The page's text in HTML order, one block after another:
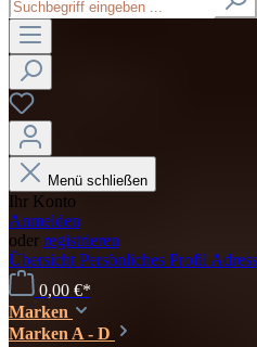
Menü schließen
Ihr Konto
Anmelden
oder registrieren
Übersicht Persönliches Profil
0,00 €*
Marken
Marken A - D